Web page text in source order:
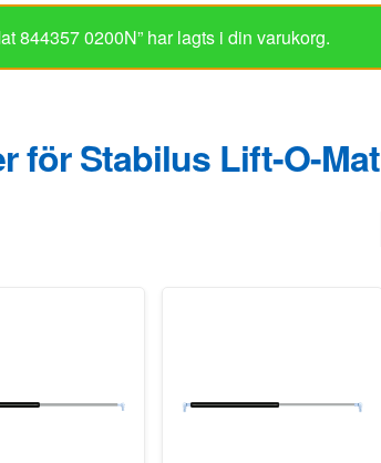
844357 0200N” har lagts i din varukorg.
för Stabilus Lift-O-Mat